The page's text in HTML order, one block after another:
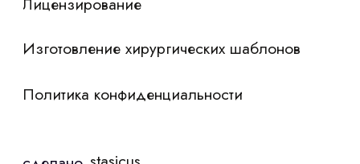
Я согласен сполитикой конфиденциальности